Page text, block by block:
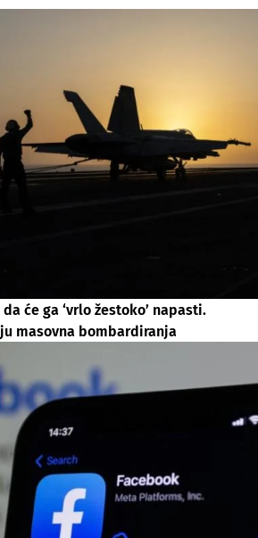
će ga ‘vrlo žestoko’ napasti.
masovna bombardiranja